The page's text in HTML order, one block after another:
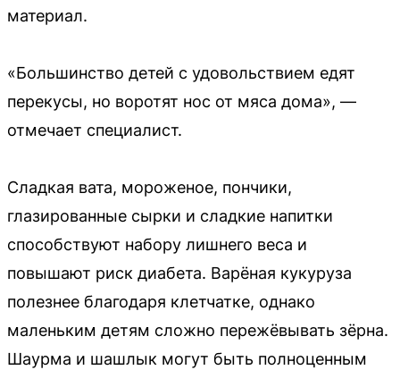
материал.
«Большинство детей с удовольствием едят
перекусы, но воротят нос от мяса дома», —
отмечает специалист.
Сладкая вата, мороженое, пончики,
глазированные сырки и сладкие напитки
способствуют набору лишнего веса и
повышают риск диабета. Варёная кукуруза
полезнее благодаря клетчатке, однако
маленьким детям сложно пережёвывать зёрна.
Шаурма и шашлык могут быть полноценным